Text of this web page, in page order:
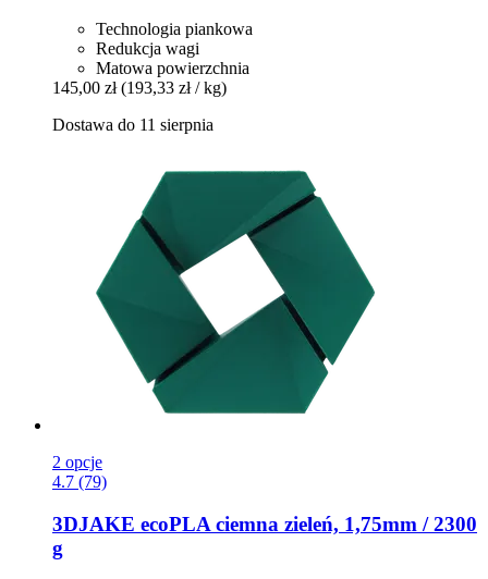
Technologia piankowa
Redukcja wagi
Matowa powierzchnia
145,00 zł (193,33 zł / kg)
Dostawa do 11 sierpnia
2 opcje
4.7 (79)
3DJAKE ecoPLA ciemna zieleń, 1,75mm / 2300
g